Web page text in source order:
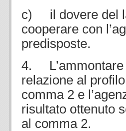
c) il dovere del
cooperare con
predisposte.
4. L’ammontare
relazione al
comma 2 e
risultato ottenuto
al comma 2.